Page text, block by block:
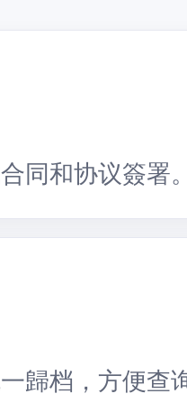
同和协议簽署
歸档，方便查